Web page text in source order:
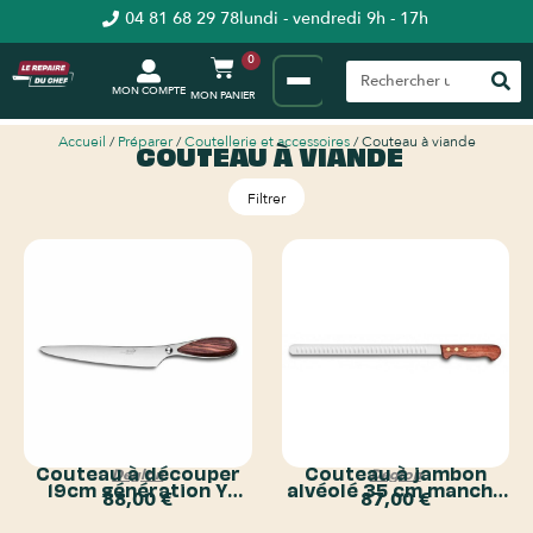
04 81 68 29 78lundi - vendredi 9h - 17h
MON COMPTE
0
Accueil /Préparer/Coutellerie et accessoires/ Couteau à viande
COUTEAU À VIANDE
Filtrer
Deglon
Couteau à découper
19cm génération Y
Deglon
88,00€
Deglon
Couteau à jambon
alvéolé 35 cm manche
bois Deglon
87,00€